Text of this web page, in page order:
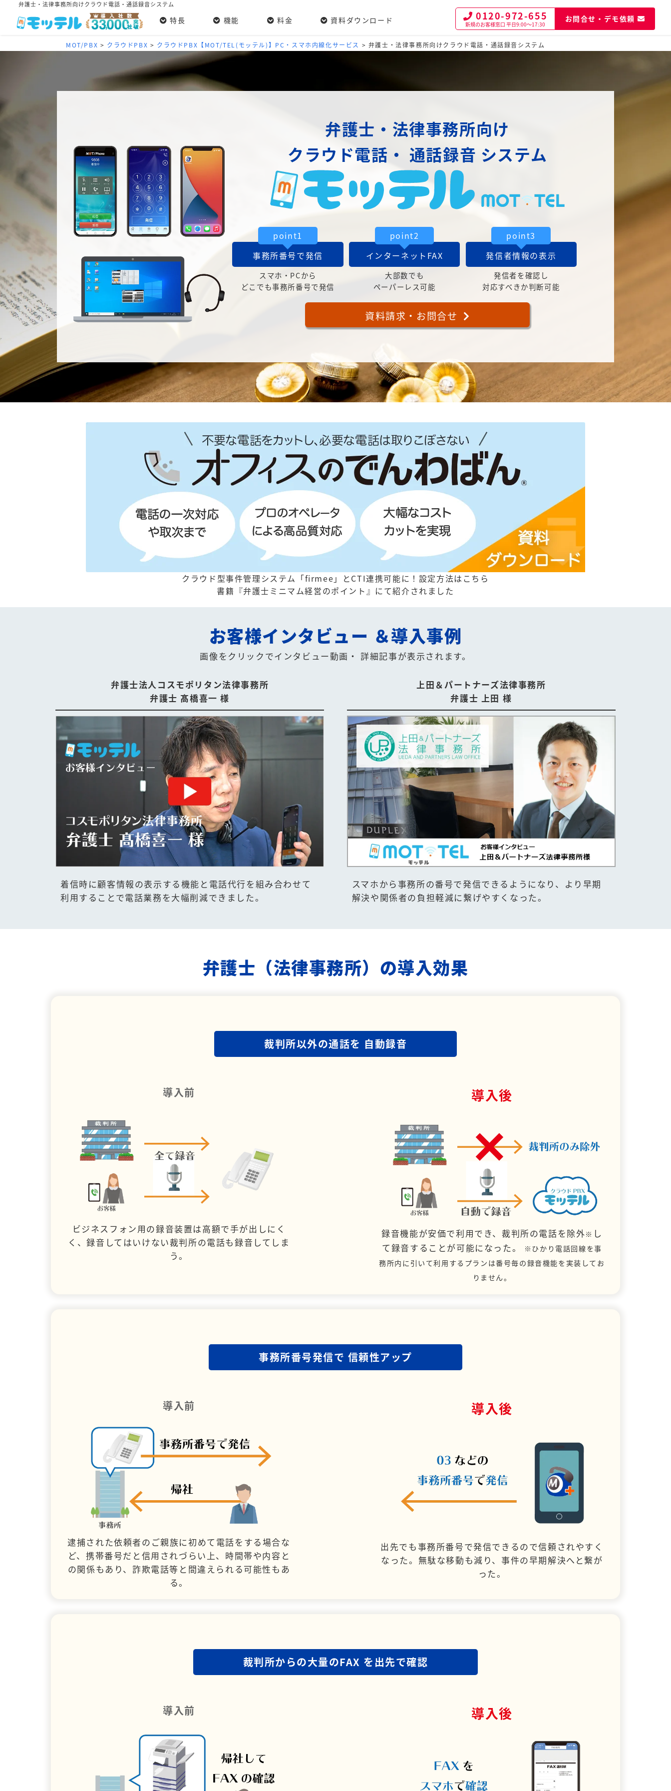
弁護士・法律事務所向けクラウド電話・通話録音システム
特長 機能 料金 資料ダウンロード 0120-972-655
新規のお客様窓口 平日9:00～17:30
お問合せ・デモ依頼
MOT/PBX > クラウドPBX > クラウドPBX【MOT/TEL(モッテル)】PC・スマホ内線化サービス > 弁護士・法律事務所向けクラウド電話・通話録音システム
弁護士・法律事務所向け
クラウド電話・ 通話録音 システム
point1
事務所番号で発信
スマホ・PCから
どこでも事務所番号で発信
point2
インターネットFAX
大部数でも
ペーパーレス可能
point3
発信者情報の表示
発信者を確認し
対応すべきか判断可能
資料請求・お問合せ
クラウド型事件管理システム「firmee」とCTI連携可能に！ 設定方法はこちら
書籍『弁護士ミニマム経営のポイント』にて紹介されました
お客様インタビュー ＆導入事例
画像をクリックでインタビュー動画・ 詳細記事が表示されます。
弁護士法人コスモポリタン法律事務所
弁護士 髙橋喜一 様
着信時に顧客情報の表示する機能と電話代行を組み合わせて
利用することで電話業務を大幅削減できました。
上田＆パートナーズ法律事務所
弁護士 上田 様
スマホから事務所の番号で発信できるようになり、より早期
解決や関係者の負担軽減に繋げやすくなった。
弁護士（法律事務所）の導入効果
裁判所以外の通話を 自動録音
導入前
ビジネスフォン用の録音装置は高額で手が出しにく
く、録音してはいけない裁判所の電話も録音してしま
う。
導入後
録音機能が安価で利用でき、裁判所の電話を除外※ し
て録音することが可能になった。
※ひかり電話回線を事
務所内に引いて利用するプランは番号毎の録音機能を実装してお
りません。
事務所番号発信で 信頼性アップ
導入前
逮捕された依頼者のご親族に初めて電話をする場合な
ど、携帯番号だと信用されづらい上、時間帯や内容と
の関係もあり、詐欺電話等と間違えられる可能性もあ
る。
導入後
出先でも事務所番号で発信できるので信頼されやすく
なった。無駄な移動も減り、事件の早期解決へと繋が
った。
裁判所からの大量のFAX を出先で確認
導入前 導入後